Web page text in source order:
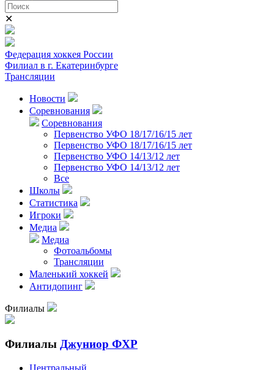
✕
Федерация хоккея России
Филиал в г. Екатеринбурге
Трансляции
Новости
Соревнования
Соревнования
Первенство УФО 18/17/16/15 лет
Первенство УФО 18/17/16/15 лет
Первенство УФО 14/13/12 лет
Первенство УФО 14/13/12 лет
Все
Школы
Статистика
Игроки
Медиа
Медиа
Фотоальбомы
Трансляции
Маленький хоккей
Антидопинг
Филиалы
Филиалы Джуниор ФХР